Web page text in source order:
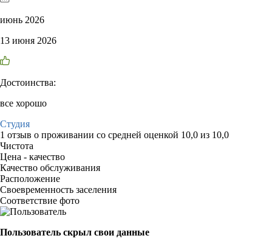
июнь 2026
13 июня 2026
Достоинства:
все хорошо
Студия
1 отзыв о проживании со средней оценкой 10,0 из 10,0
Чистота
Цена - качество
Качество обслуживания
Расположение
Своевременность заселения
Соответствие фото
Пользователь скрыл свои данные